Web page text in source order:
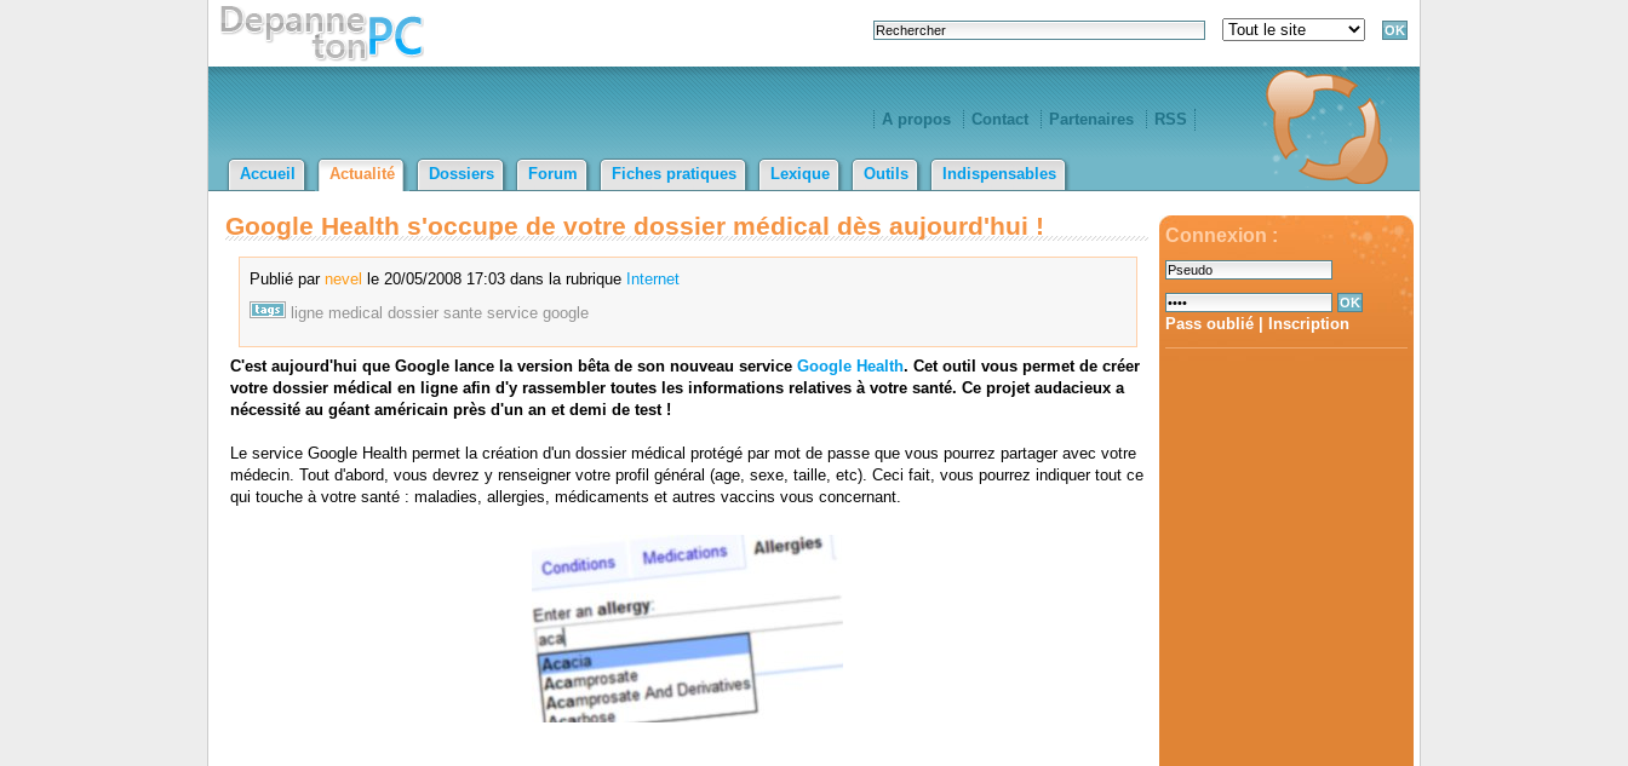
A propos Contact Partenaires RSS
Accueil Actualité Dossiers Forum Fiches pratiques Lexique Outils Indispensables
Connexion :
Pass oublié Inscription
Google Health s'occupe de votre dossier médical dès aujourd'hui !
Publié par nevel le 20/05/2008 17:03 dans la rubrique Internet
ligne medical dossier sante service google
C'est aujourd'hui que Google lance la version bêta de son nouveau service Google Health. Cet outil vous permet de créer
votre dossier médical en ligne afin d'y rassembler toutes les informations relatives à votre santé. Ce projet audacieux a
nécessité au géant américain près d'un an et demi de test !
Le service Google Health permet la création d'un dossier médical protégé par mot de passe que vous pourrez partager avec votre
médecin. Tout d'abord, vous devrez y renseigner votre profil général (age, sexe, taille, etc). Ceci fait, vous pourrez indiquer tout ce
qui touche à votre santé : maladies, allergies, médicaments et autres vaccins vous concernant.